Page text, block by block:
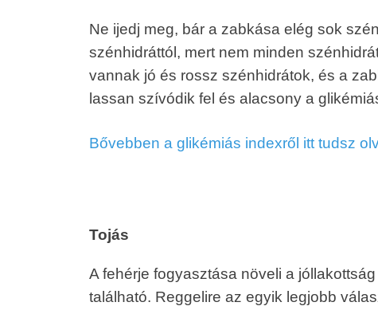
Ne ijedj meg, bár a zabkása elég sok
szénhidráttól, mert nem minden
vannak jó és rossz szénhidrátok, és a
lassan szívódik fel és alacsony a
Bővebben a glikémiás indexről itt tudsz
Tojás
A fehérje fogyasztása növeli a
található. Reggelire az egyik legjobb